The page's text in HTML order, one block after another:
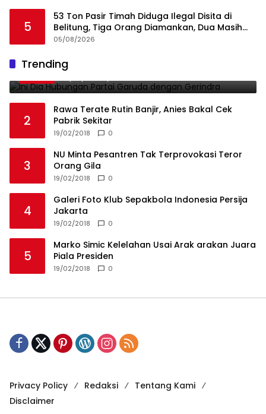
5
53 Ton Pasir Timah Diduga Ilegal Disita di
Belitung, Tiga Orang Diamankan, Dua Masih
Diburu
05/08/2026
Trending
1
Gerindra
2
Rawa Terate Rutin Banjir, Anies Bakal Cek
Pabrik Sekitar
19/02/2018 0
3
NU Minta Pesantren Tak Terprovokasi Teror
Orang Gila
19/02/2018 0
4
Galeri Foto Klub Sepakbola Indonesia Persija
Jakarta
19/02/2018 0
5
Marko Simic Kelelahan Usai Arak arakan Juara
Piala Presiden
19/02/2018 0
Privacy Policy Redaksi
Tentang Kami
Disclaimer